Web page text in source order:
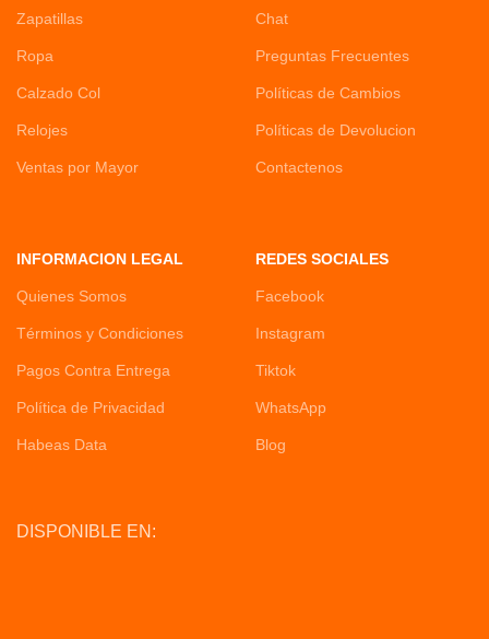
Zapatillas
Ropa
Calzado Col
Relojes
Ventas por Mayor
Chat
Preguntas Frecuentes
Políticas de Cambios
Políticas de Devolucion
Contactenos
INFORMACION LEGAL
Quienes Somos
Términos y Condiciones
Pagos Contra Entrega
Política de Privacidad
Habeas Data
REDES SOCIALES
Facebook
Instagram
Tiktok
WhatsApp
Blog
DISPONIBLE EN: